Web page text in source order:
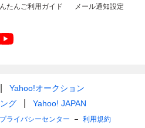
たんご利用ガイド メール通知設定
Yahoo!オークション
グ
Yahoo! JAPAN
プライバシーセンター 利用規約